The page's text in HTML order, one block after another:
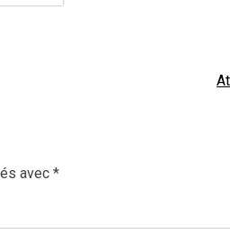
avec *